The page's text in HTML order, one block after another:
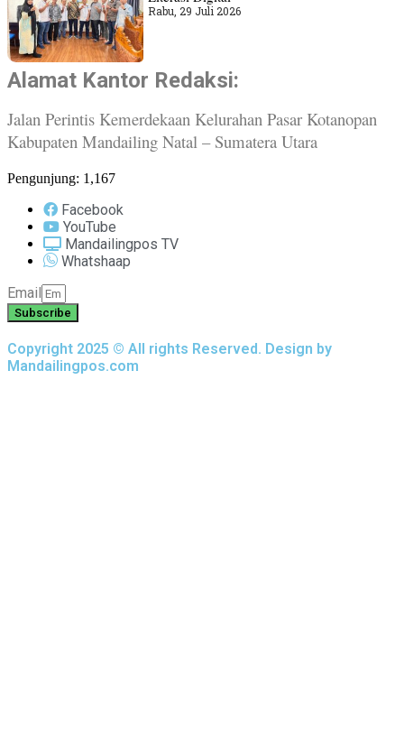
Rabu, 29 Juli 2026
Alamat Kantor Redaksi:
Jalan Perintis Kemerdekaan Kelurahan Pasar Kotanopan
Kabupaten Mandailing Natal – Sumatera Utara
Pengunjung: 1,167
Facebook
YouTube
Mandailingpos TV
Whatshaap
Email
Subscribe
Copyright 2025 © All rights Reserved. Design by
Mandailingpos.com